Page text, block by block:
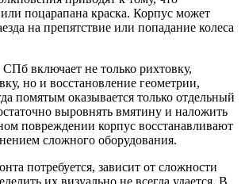
поцарапана краска. Корпус может
на препятствие или попадание колеса
включает не только рихтовку,
но и восстановление геометрии,
помятым оказывается только отдельный
выровнять вмятину и наложить
повреждении корпус восстанавливают
сложного оборудования.
потребуется, зависит от сложности
их визуально не всегда удается. В